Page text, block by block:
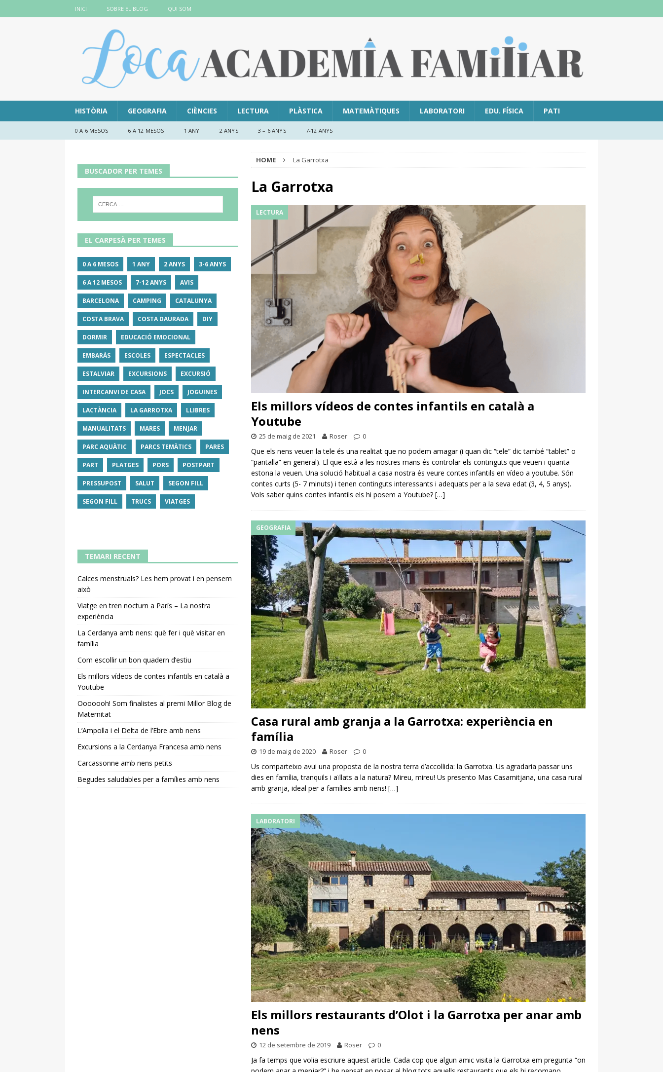
INICI SOBRE EL BLOG QUI SOM
HISTÒRIA GEOGRAFIA CIÈNCIES LECTURA PLÀSTICA MATEMÀTIQUES LABORATORI EDU. FÍSICA PATI
0 A 6 MESOS 6 A 12 MESOS 1 ANY 2 ANYS 3 – 6 ANYS 7-12 ANYS
HOME La Garrotxa
La Garrotxa
LECTURA
Els millors vídeos de contes infantils en català a
Youtube
25 de maig de 2021 Roser 0
Que els nens veuen la tele és una realitat que no podem amagar (i quan dic “tele” dic també “tablet” o
“pantalla” en general). El que està a les nostres mans és controlar els continguts que veuen i quanta
estona la veuen. Una solució habitual a casa nostra és veure contes infantils en vídeo a youtube. Són
contes curts (5- 7 minuts) i tenen continguts interessants i adequats per a la seva edat (3, 4, 5 anys).
Vols saber quins contes infantils els hi posem a Youtube? […]
GEOGRAFIA
Casa rural amb granja a la Garrotxa: experiència en
família
19 de maig de 2020 Roser 0
Us comparteixo avui una proposta de la nostra terra d’accollida: la Garrotxa. Us agradaria passar uns
dies en família, tranquils i aïllats a la natura? Mireu, mireu! Us presento Mas Casamitjana, una casa rural
amb granja, ideal per a famílies amb nens! […]
LABORATORI
Els millors restaurants d’Olot i la Garrotxa per anar amb
nens
12 de setembre de 2019 Roser 0
Ja fa temps que volia escriure aquest article. Cada cop que algun amic visita la Garrotxa em pregunta “on
BUSCADOR PER TEMES
EL CARPESÀ PER TEMES
0 A 6 MESOS 1 ANY 2 ANYS 3-6 ANYS
6 A 12 MESOS 7-12 ANYS AVIS
BARCELONA CAMPING CATALUNYA
COSTA BRAVA COSTA DAURADA DIY
DORMIR EDUCACIÓ EMOCIONAL
EMBARÀS ESCOLES ESPECTACLES
ESTALVIAR EXCURSIONS EXCURSIÓ
INTERCANVI DE CASA JOCS JOGUINES
LACTÀNCIA LA GARROTXA LLIBRES
MANUALITATS MARES MENJAR
PARC AQUÀTIC PARCS TEMÀTICS PARES
PART PLATGES PORS POSTPART
PRESSUPOST SALUT SEGON FILL
SEGON FILL TRUCS VIATGES
TEMARI RECENT
Calces menstruals? Les hem provat i en pensem
això
Viatge en tren nocturn a París – La nostra
experiència
La Cerdanya amb nens: què fer i què visitar en
família
Com escollir un bon quadern d’estiu
Els millors vídeos de contes infantils en català a
Youtube
Ooooooh! Som finalistes al premi Millor Blog de
Maternitat
L’Ampolla i el Delta de l’Ebre amb nens
Excursions a la Cerdanya Francesa amb nens
Carcassonne amb nens petits
Begudes saludables per a famílies amb nens